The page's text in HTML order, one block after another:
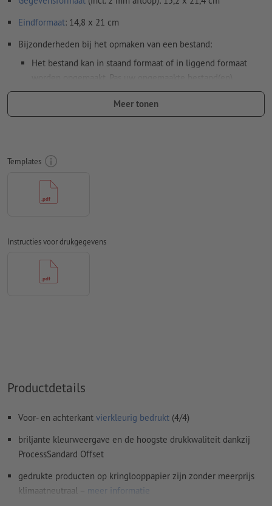
Eindformaat: 14,8 x 21 cm
Bijzonderheden bij het opmaken van een bestand:
Het bestand kan in staand formaat of in liggend formaat
worden opgemaakt. Pas uw opgemaakte bestand(en)
dienovereenkomstig aan.
Om ervoor te zorgen dat het motief bij het eindproduct niet
Resolutie:300 dpi
Rondom 2 mm
ten minste 4 mm afstand ten opzichte van het eindformaat
naar krommen
Kleurmodus:
papier, FOGRA52 (PSO Uncoated v3 FOGRA52) voor
Meer tonen
Templates
Instructies voor drukgegevens
Productdetails
Voor- en achterkant vierkleurig bedrukt (4/4)
briljante kleurweergave en de hoogste drukkwaliteit dankzij
ProcessSandard Offset
gedrukte producten op kringlooppapier zijn zonder meerprijs
klimaatneutraal – meer informatie